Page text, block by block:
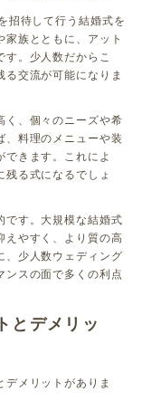
招待して行う結婚式を
族とともに、アット
。少人数だからこ
交流が可能になりま
く、個々のニーズや希
、料理のメニューや装
できます。これによ
る式になるでしょ
です。大規模な結婚式
えやすく、より質の高
、少人数ウェディング
ンスの面で多くの利点
とデメリッ
メリットがありま